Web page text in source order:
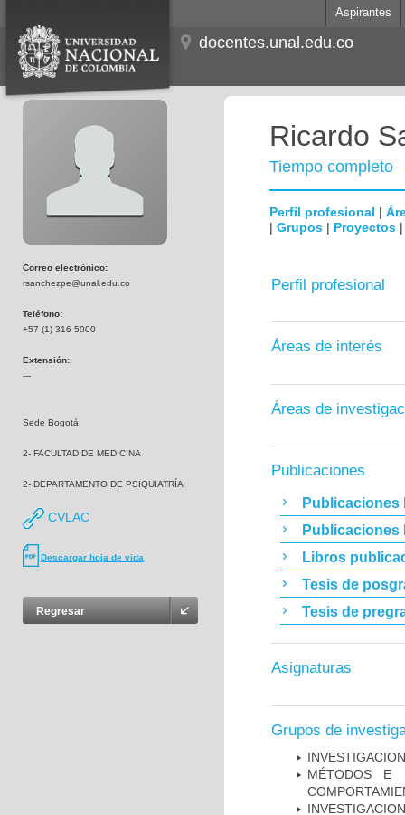
Aspirantes
docentes.unal.edu.co
Correo electrónico:
rsanchezpe@unal.edu.co
Teléfono:
+57 (1) 316 5000
Extensión:
---
Sede Bogotá
2- FACULTAD DE MEDICINA
2- DEPARTAMENTO DE PSIQUIATRÍA
CVLAC
Descargar hoja de vida
Regresar
Ricardo
Tiempo completo
Perfil profesional |
| Grupos | Proyectos
Perfil profesional
Áreas de interés
Áreas de
Publicaciones
Publicaciones
Publicaciones
Libros
Tesis de
Tesis de
Asignaturas
Grupos de
MÉTODOS E